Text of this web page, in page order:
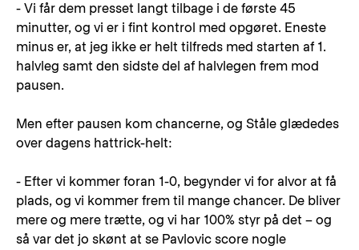
- Vi får dem presset langt tilbage i de første 45
minutter, og vi er i fint kontrol med opgøret. Eneste
minus er, at jeg ikke er helt tilfreds med starten af 1.
halvleg samt den sidste del af halvlegen frem mod
pausen.
Men efter pausen kom chancerne, og Ståle glædedes
over dagens hattrick-helt:
- Efter vi kommer foran 1-0, begynder vi for alvor at få
plads, og vi kommer frem til mange chancer. De bliver
mere og mere trætte, og vi har 100% styr på det – og
så var det jo skønt at se Pavlovic score nogle